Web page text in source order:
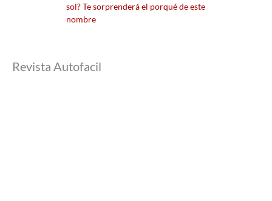
sol? Te sorprenderá el porqué de este
nombre
Revista Autofacil